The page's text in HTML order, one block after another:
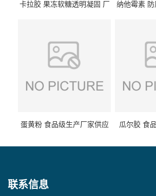
卡拉胶 果冻软糖透明凝固 厂
纳他霉素
蛋黄粉 食品级生产厂家供应 瓜尔胶 食
联系信息